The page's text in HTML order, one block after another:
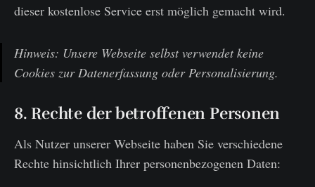
dieser kostenlose Service erst möglich gemacht wird.
Hinweis: Unsere Webseite selbst verwendet keine
Cookies zur Datenerfassung oder Personalisierung.
8. Rechte der betroffenen Personen
Als Nutzer unserer Webseite haben Sie verschiedene
Rechte hinsichtlich Ihrer personenbezogenen Daten: